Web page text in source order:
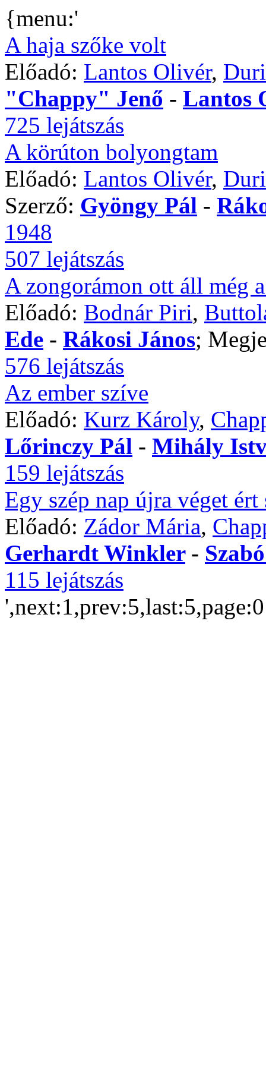
{menu:'
A haja szőke volt
Előadó: Lantos Olivér,
"Chappy" Jenő - Lantos
725 lejátszás
A körúton bolyongtam
Előadó: Lantos Olivér,
Szerző: Gyöngy Pál -
1948
507 lejátszás
A zongorámon ott áll még
Előadó: Bodnár Piri,
Ede - Rákosi János;
576 lejátszás
Az ember szíve
Előadó: Kurz Károly,
Lőrinczy Pál - Mihály
159 lejátszás
Egy szép nap újra véget ért
Előadó: Zádor Mária,
Gerhardt Winkler-
115 lejátszás